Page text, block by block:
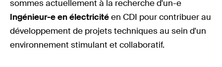
sommes actuellement à la recherche d'un-e
Ingénieur-e en électricitéen CDI pour contribuer au
développement de projets techniques au sein d'un
environnement stimulant et collaboratif.